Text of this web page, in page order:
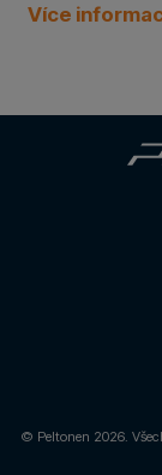
Více
© Peltonen 2026.